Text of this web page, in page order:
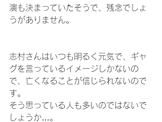
演も決まっていたそうで、残念でしょ
うがありません。
志村さんはいつも明るく元気で、ギャ
グを言っているイメージしかないの
で、亡くなることが信じられないので
す。
そう思っている人も多いのではないで
しょうか…。